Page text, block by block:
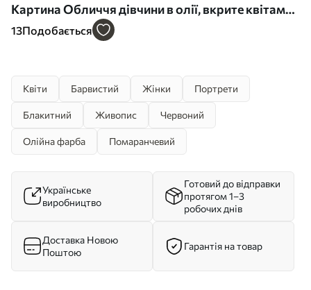
Картина Обличчя дівчини в олії, вкрите квітами
Арт. s41023
13Подобається
Квіти Барвистий Жінки Портрети
Блакитний Живопис Червоний
Олійна фарба Помаранчевий
Українське
виробництво
Готовий до відправки
протягом 1–3
робочих днів
Доставка Новою
Поштою
Гарантія на товар